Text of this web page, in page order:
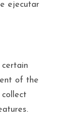
ejecutar
of the